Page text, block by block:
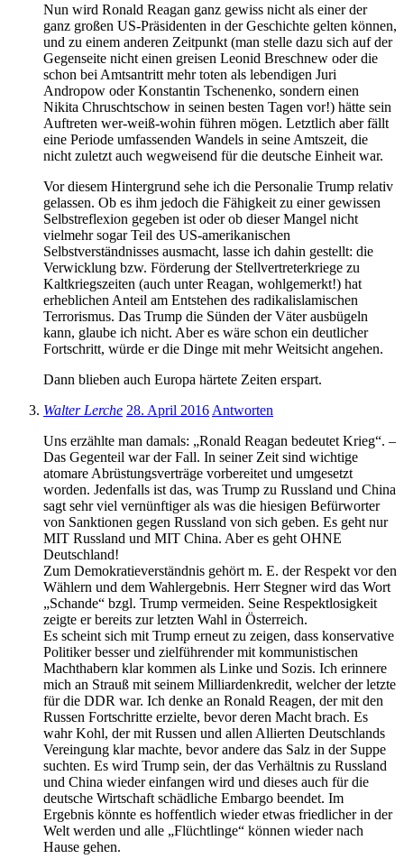
Nun wird Ronald Reagan ganz gewiss nicht als einer der
ganz großen US-Präsidenten in der Geschichte gelten können,
und zu einem anderen Zeitpunkt (man stelle dazu sich auf der
Gegenseite nicht einen greisen Leonid Breschnew oder die
schon bei Amtsantritt mehr toten als lebendigen Juri
Andropow oder Konstantin Tschenenko, sondern einen
Nikita Chruschtschow in seinen besten Tagen vor!) hätte sein
Auftreten wer-weiß-wohin führen mögen. Letztlich aber fällt
eine Periode umfassenden Wandels in seine Amtszeit, die
nicht zuletzt auch wegweisend für die deutsche Einheit war.
Vor diesem Hintergrund sehe ich die Personalie Trump relativ
gelassen. Ob es ihm jedoch die Fähigkeit zu einer gewissen
Selbstreflexion gegeben ist oder ob dieser Mangel nicht
vielmehr sogar Teil des US-amerikanischen
Selbstverständnisses ausmacht, lasse ich dahin gestellt: die
Verwicklung bzw. Förderung der Stellvertreterkriege zu
Kaltkriegszeiten (auch unter Reagan, wohlgemerkt!) hat
erheblichen Anteil am Entstehen des radikalislamischen
Terrorismus. Das Trump die Sünden der Väter ausbügeln
kann, glaube ich nicht. Aber es wäre schon ein deutlicher
Fortschritt, würde er die Dinge mit mehr Weitsicht angehen.
Dann blieben auch Europa härtete Zeiten erspart.
Walter Lerche 28. April 2016 Antworten
Uns erzählte man damals: „Ronald Reagan bedeutet Krieg“. –
Das Gegenteil war der Fall. In seiner Zeit sind wichtige
atomare Abrüstungsverträge vorbereitet und umgesetzt
worden. Jedenfalls ist das, was Trump zu Russland und China
sagt sehr viel vernünftiger als was die hiesigen Befürworter
von Sanktionen gegen Russland von sich geben. Es geht nur
MIT Russland und MIT China. Aber es geht OHNE
Deutschland!
Zum Demokratieverständnis gehört m. E. der Respekt vor den
Wählern und dem Wahlergebnis. Herr Stegner wird das Wort
„Schande“ bzgl. Trump vermeiden. Seine Respektlosigkeit
zeigte er bereits zur letzten Wahl in Österreich.
Es scheint sich mit Trump erneut zu zeigen, dass konservative
Politiker besser und zielführender mit kommunistischen
Machthabern klar kommen als Linke und Sozis. Ich erinnere
mich an Strauß mit seinem Milliardenkredit, welcher der letzte
für die DDR war. Ich denke an Ronald Reagen, der mit den
Russen Fortschritte erzielte, bevor deren Macht brach. Es
wahr Kohl, der mit Russen und allen Allierten Deutschlands
Vereingung klar machte, bevor andere das Salz in der Suppe
suchten. Es wird Trump sein, der das Verhältnis zu Russland
und China wieder einfangen wird und dieses auch für die
deutsche Wirtschaft schädliche Embargo beendet. Im
Ergebnis könnte es hoffentlich wieder etwas friedlicher in der
Welt werden und alle „Flüchtlinge“ können wieder nach
Hause gehen.